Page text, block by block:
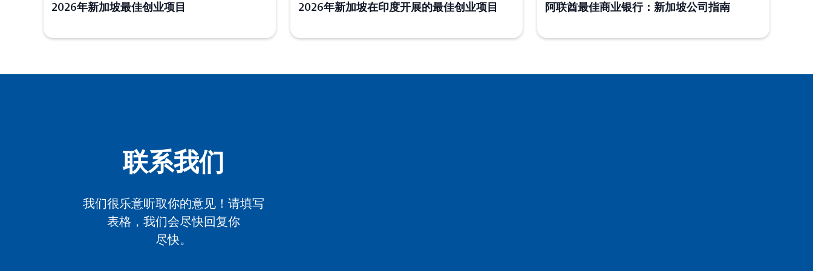
2026年新加坡最佳创业项目 2026年新加坡在印度开展的最佳创业项目 阿联酋最佳商业银行：新加坡公司指南
联系我们
我们很乐意听取你的意见！请填写
表格，我们会尽快回复你
尽快。